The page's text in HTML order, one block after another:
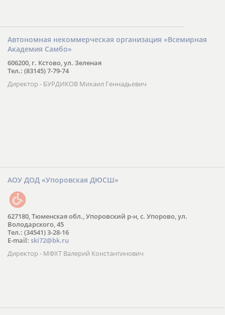
Автономная некоммерческая организация «Всемирная
Академия Самбо»
606200, г. Кстово, ул. Зеленая
Тел.: (83145) 7-79-74
Директор - БУРДИКОВ Михаил Геннадьевич
АОУ ДОД «Упоровская ДЮСШ»
627180, Тюменская обл., Упоровский р-н, с. Упорово, ул.
Володарского, 45
Тел.: (34541) 3-28-16
E-mail: ski72@bk.ru
Директор - МФХТ Валерий Константинович